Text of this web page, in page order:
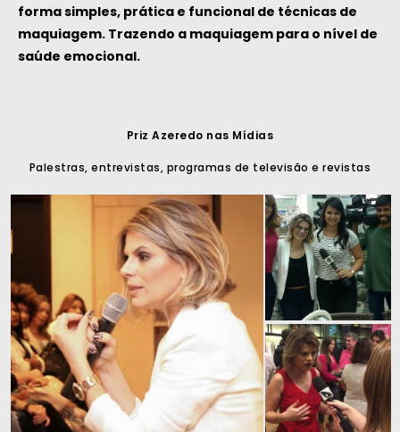
forma simples, prática e funcional de técnicas de
maquiagem. Trazendo a maquiagem para o nível de
saúde emocional.
Priz Azeredo nas Mídias
Palestras, entrevistas, programas de televisão e revistas